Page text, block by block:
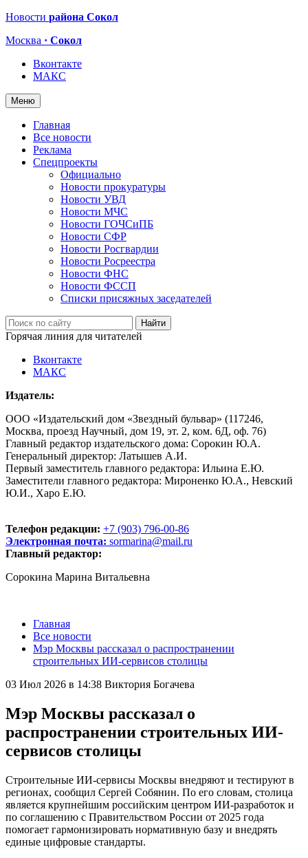
Новости района Сокол
Москва · Сокол
Вконтакте
МАКС
Меню
Главная
Все новости
Реклама
Спецпроекты
Официально
Новости прокуратуры
Новости УВД
Новости МЧС
Новости ГОЧСиПБ
Новости СФР
Новости Росгвардии
Новости Росреестра
Новости ФНС
Новости ФССП
Списки присяжных заседателей
Горячая линия для читателей
Вконтакте
МАКС
Издатель:
ООО «Издательский дом «Звездный бульвар» (117246,
Москва, проезд Научный, дом 19, эт. 2, ком. 6Д, оф. 76)
Главный редактор издательского дома: Сорокин Ю.А.
Генеральный директор: Латышев А.И.
Первый заместитель главного редактора: Ильина Е.Ю.
Заместители главного редактора: Мироненко Ю.А., Невский
Ю.И., Харо Е.Ю.
Телефон редакции: +7 (903) 796-00-86
Электронная почта: sormarina@mail.ru
Главный редактор:
Сорокина Марина Витальевна
Главная
Все новости
Мэр Москвы рассказал о распространении
строительных ИИ-сервисов столицы
03 Июл 2026 в 14:38 Виктория Богачева
Мэр Москвы рассказал о
распространении строительных ИИ-
сервисов столицы
Строительные ИИ-сервисы Москвы внедряют и тестируют в
регионах, сообщил Сергей Собянин. По его словам, столица
является крупнейшим российским центром ИИ-разработок и
по соглашению с Правительством России от 2025 года
помогает гармонизировать нормативную базу и внедрять
единые цифровые стандарты.